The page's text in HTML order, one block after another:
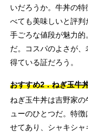
いだろうか。牛丼の
べても美味しいと評
手ごろな値段が魅力
だ。コスパのよさが
得ている証だろう。
おすすめ2．ねぎ玉牛
ねぎ玉牛丼は吉野家
ューのひとつだ。特
せてあり、シャキシ